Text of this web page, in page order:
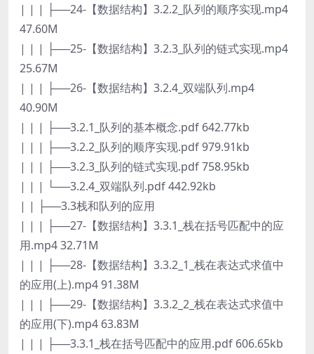
| | | ├──24-【数据结构】3.2.2_队列的顺序实现.mp4
47.60M
| | | ├──25-【数据结构】3.2.3_队列的链式实现.mp4
25.67M
| | | ├──26-【数据结构】3.2.4_双端队列.mp4
40.90M
| | | ├──3.2.1_队列的基本概念.pdf 642.77kb
| | | ├──3.2.2_队列的顺序实现.pdf 979.91kb
| | | ├──3.2.3_队列的链式实现.pdf 758.95kb
| | | └──3.2.4_双端队列.pdf 442.92kb
| | ├──3.3栈和队列的应用
| | | ├──27-【数据结构】3.3.1_栈在括号匹配中的应
用.mp4 32.71M
| | | ├──28-【数据结构】3.3.2_1_栈在表达式求值中
的应用(上).mp4 91.38M
| | | ├──29-【数据结构】3.3.2_2_栈在表达式求值中
的应用(下).mp4 63.83M
| | | ├──3.3.1_栈在括号匹配中的应用.pdf 606.65kb